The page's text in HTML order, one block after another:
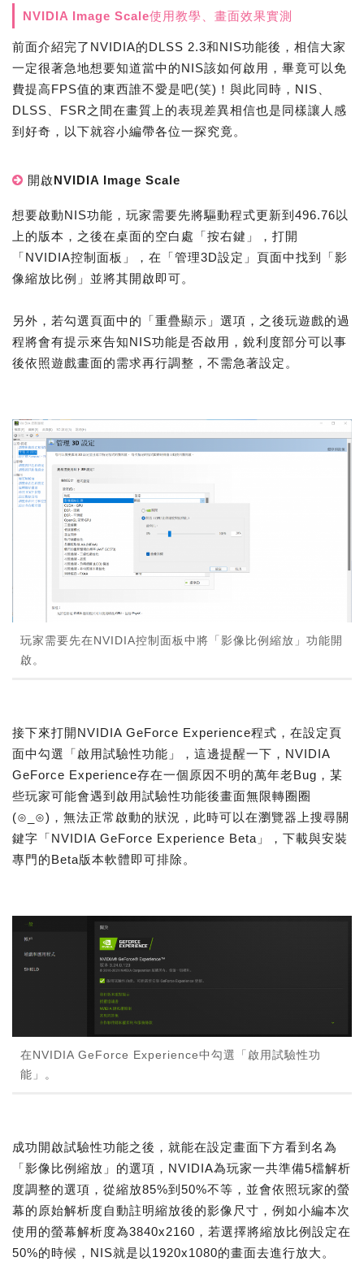
NVIDIA Image Scale使用教學、畫面效果實測
前面介紹完了NVIDIA的DLSS 2.3和NIS功能後，相信大家
一定很著急地想要知道當中的NIS該如何啟用，畢竟可以免
費提高FPS值的東西誰不愛是吧(笑)！與此同時，NIS、
DLSS、FSR之間在畫質上的表現差異相信也是同樣讓人感
到好奇，以下就容小編帶各位一探究竟。
開啟NVIDIA Image Scale
想要啟動NIS功能，玩家需要先將驅動程式更新到496.76以
上的版本，之後在桌面的空白處「按右鍵」，打開
「NVIDIA控制面板」，在「管理3D設定」頁面中找到「影
像縮放比例」並將其開啟即可。
另外，若勾選頁面中的「重疊顯示」選項，之後玩遊戲的過
程將會有提示來告知NIS功能是否啟用，銳利度部分可以事
後依照遊戲畫面的需求再行調整，不需急著設定。
玩家需要先在NVIDIA控制面板中將「影像比例縮放」功能開
啟。
接下來打開NVIDIA GeForce Experience程式，在設定頁
面中勾選「啟用試驗性功能」，這邊提醒一下，NVIDIA
GeForce Experience存在一個原因不明的萬年老Bug，某
些玩家可能會遇到啟用試驗性功能後畫面無限轉圈圈
(⊙_⊙)，無法正常啟動的狀況，此時可以在瀏覽器上搜尋關
鍵字「NVIDIA GeForce Experience Beta」，下載與安裝
專門的Beta版本軟體即可排除。
在NVIDIA GeForce Experience中勾選「啟用試驗性功
能」。
成功開啟試驗性功能之後，就能在設定畫面下方看到名為
「影像比例縮放」的選項，NVIDIA為玩家一共準備5檔解析
度調整的選項，從縮放85%到50%不等，並會依照玩家的螢
幕的原始解析度自動註明縮放後的影像尺寸，例如小編本次
使用的螢幕解析度為3840x2160，若選擇將縮放比例設定在
50%的時候，NIS就是以1920x1080的畫面去進行放大。